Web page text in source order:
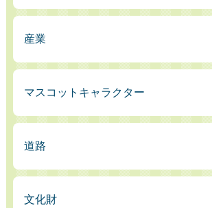
産業
マスコットキャラクター
道路
文化財